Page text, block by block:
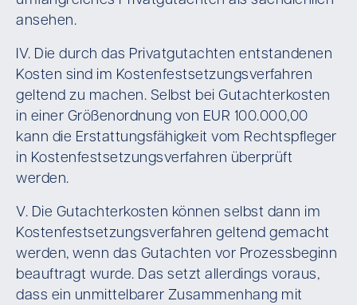
ansehen.
IV. Die durch das Privatgutachten entstandenen
Kosten sind im Kostenfestsetzungsverfahren
geltend zu machen. Selbst bei Gutachterkosten
in einer Größenordnung von EUR 100.000,00
kann die Erstattungsfähigkeit vom Rechtspfleger
in Kostenfestsetzungsverfahren überprüft
werden.
V. Die Gutachterkosten können selbst dann im
Kostenfestsetzungsverfahren geltend gemacht
werden, wenn das Gutachten vor Prozessbeginn
beauftragt wurde. Das setzt allerdings voraus,
dass ein unmittelbarer Zusammenhang mit